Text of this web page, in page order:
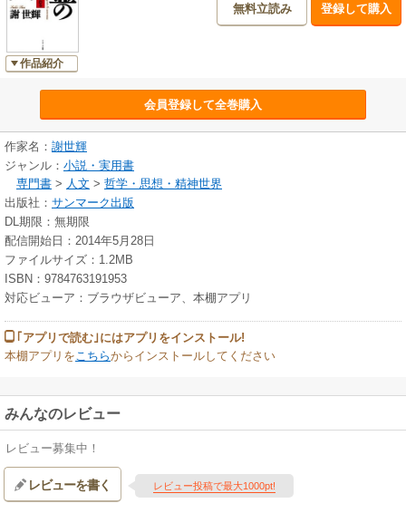
作品紹介
無料立読み 登録して購入
会員登録して全巻購入
作家名： 謝世輝
ジャンル： 小説・実用書
専門書 > 人文 > 哲学・思想・精神世界
出版社： サンマーク出版
DL期限：無期限
配信開始日：2014年5月28日
ファイルサイズ：1.2MB
ISBN：9784763191953
対応ビューア：ブラウザビューア、本棚アプリ
｢アプリで読む｣にはアプリをインストール!
本棚アプリを こちらからインストールしてください
みんなのレビュー
レビュー募集中！
レビューを書く レビュー投稿で最大1000pt!